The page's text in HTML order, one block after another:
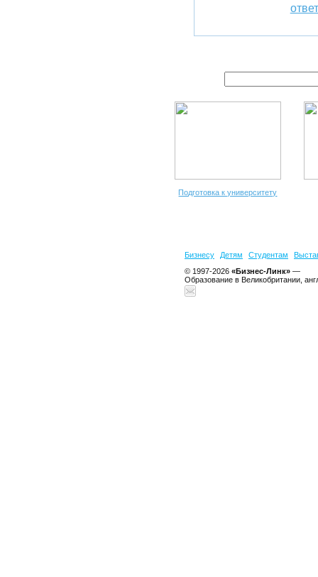
Подготовка к университету
Бизнесу Детям Студентам
© 1997-2026 «Бизнес-Линк» —
Образование в Великобритании,